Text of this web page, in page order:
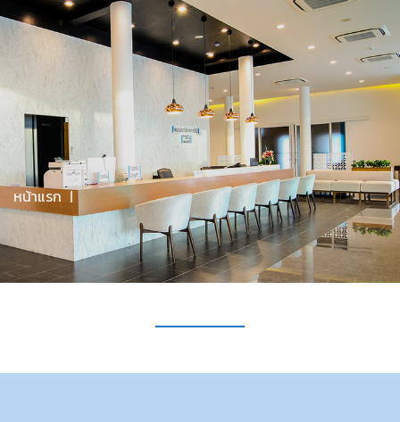
จันทร์-ศุกร์ 09.00 - 20.00 / เสาร์ 9.00-17.00 / อาทิตย์ 09.00-
16.00
มีคำถามไหม? โทรหาเราที่094-608-0022
Menu
หน้าแรก